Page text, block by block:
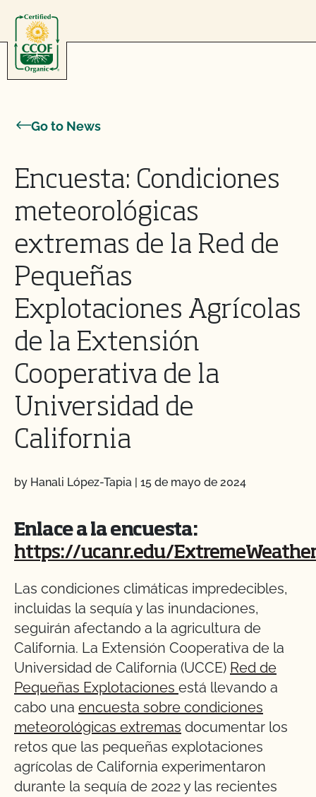
Go to News
Encuesta: Condiciones
meteorológicas
extremas de la Red de
Pequeñas
Explotaciones Agrícolas
de la Extensión
Cooperativa de la
Universidad de
California
by Hanali López-Tapia | 15 de mayo de 2024
Enlace a la encuesta:
https://ucanr.edu/
Las condiciones climáticas impredecibles,
incluidas la sequía y las inundaciones,
seguirán afectando a la agricultura de
California. La Extensión Cooperativa de la
Universidad de California (UCCE) Red de
Pequeñas Explotaciones está llevando a
cabo una encuesta sobre condiciones
meteorológicas extremas documentar los
retos que las pequeñas explotaciones
agrícolas de California experimentaron
durante la sequía de 2022 y las recientes